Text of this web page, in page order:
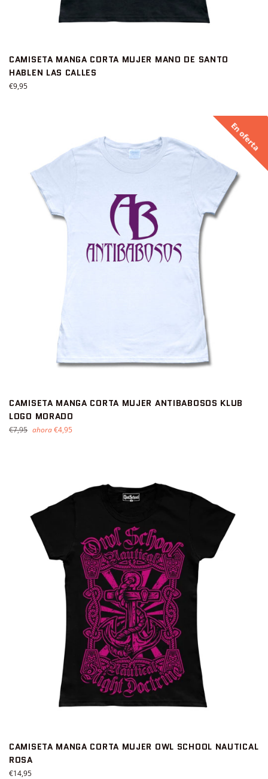
CAMISETA MANGA CORTA MUJER MANO DE SANTO
HABLEN LAS CALLES
Precio
€9,95
CAMISETA MANGA CORTA MUJER ANTIBABOSOS KLUB
LOGO MORADO
Precio
€7,95 ahora€4,95
En oferta
CAMISETA MANGA CORTA MUJER OWL SCHOOL NAUTICAL
ROSA
Precio
€14,95